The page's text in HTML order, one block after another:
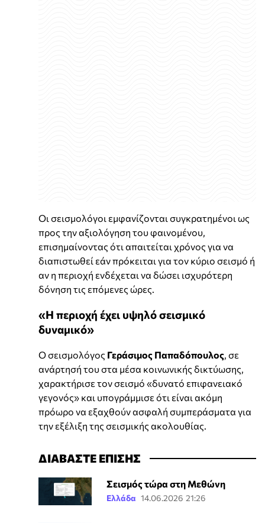
Οι σεισμολόγοι εμφανίζονται συγκρατημένοι ως
προς την αξιολόγηση του φαινομένου,
επισημαίνοντας ότι απαιτείται χρόνος για να
διαπιστωθεί εάν πρόκειται για τον κύριο σεισμό ή
αν η περιοχή ενδέχεται να δώσει ισχυρότερη
δόνηση τις επόμενες ώρες.
«Η περιοχή έχει υψηλό σεισμικό
δυναμικό»
Ο σεισμολόγος Γεράσιμος Παπαδόπουλος, σε
ανάρτησή του στα μέσα κοινωνικής δικτύωσης,
χαρακτήρισε τον σεισμό «δυνατό επιφανειακό
γεγονός» και υπογράμμισε ότι είναι ακόμη
πρόωρο να εξαχθούν ασφαλή συμπεράσματα για
την εξέλιξη της σεισμικής ακολουθίας.
ΔΙΑΒΑΣΤΕ ΕΠΙΣΗΣ
Σεισμός τώρα στη Μεθώνη
Ελλάδα 14.06.2026 21:26